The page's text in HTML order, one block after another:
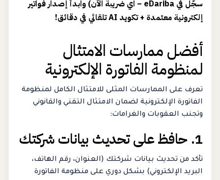
سجّل في eDariba – اي ضريبة الآن) وابدأ إصدار فواتير
إلكترونية معتمدة + تكويد AI تلقائي في دقائق!
أفضل ممارسات الامتثال
لمنظومة الفاتورة الإلكترونية
تعرف على الممارسات المثلى للامتثال الكامل لمنظومة
الفاتورة الإلكترونية لضمان الامتثال التقني والقانوني
وتجنب العقوبات والغرامات:
1. حافظ على تحديث بيانات شركتك
تأكد من تحديث بيانات شركتك (العنوان، رقم الهاتف،
البريد الإلكتروني) بشكل دوري على منظومة الفاتورة